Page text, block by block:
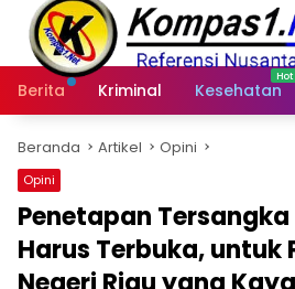
Langsung
konten
Berita
Kriminal Kesehatan
Beranda Artikel Opini
Opini
Penetapan Tersangka
Harus Terbuka, untuk